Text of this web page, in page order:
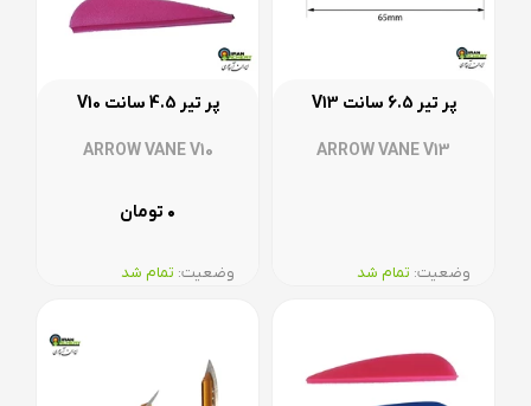
پر تیر 6.5 سانت V13
ARROW VANE V13
وضعیت:‌ تمام شد
پر تیر 4.5 سانت V10
ARROW VANE V10
۰ تومان
وضعیت:‌ تمام شد